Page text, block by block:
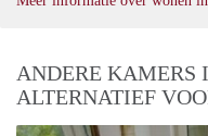
ANDERE KAMERS
ALTERNATIEF